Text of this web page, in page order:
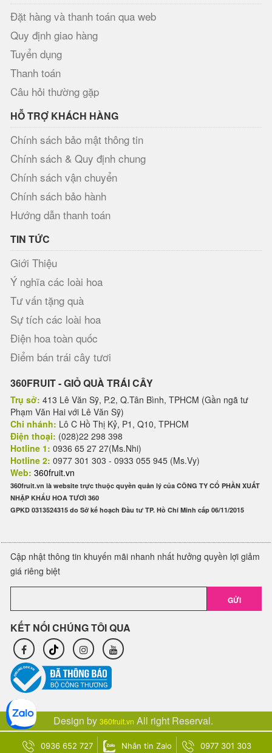
Đặt hàng và thanh toán qua web
Quy định giao hàng
Tuyển dụng
Thanh toán
Câu hỏi thường gặp
HỖ TRỢ KHÁCH HÀNG
Chính sách bảo mật thông tin
Chính sách & Quy định chung
Chính sách vận chuyển
Chính sách bảo hành
Hướng dẫn thanh toán
TIN TỨC
Giới Thiệu
Ý nghĩa các loài hoa
Tư vấn tặng quà
Sự tích các loài hoa
Điện hoa toàn quốc
Điểm bán trái cây tươi
360FRUIT - GIỎ QUÀ TRÁI CÂY
Trụ sở: 413 Lê Văn Sỹ, P.2, Q.Tân Bình, TPHCM (Gần ngã tư
Phạm Văn Hai với Lê Văn Sỹ)
Chi nhánh: Lô C Hồ Thị Kỷ, P1, Q10, TPHCM
Điện thoại: (028)22 298 398
Hotline 1: 0936 65 27 27(Ms.Nhi)
Hotline 2: 0977 301 303 - 0933 055 945 (Ms.Vy)
Web: 360fruit.vn
360fruit.vn là website trực thuộc quyền quản lý của CÔNG TY CỔ PHẦN XUẤT
NHẬP KHẨU HOA TƯƠI 360
GPKD 0313524315 do Sở kế hoạch Đầu tư TP. Hồ Chí Minh cấp 06/11/2015
Cập nhật thông tin khuyến mãi nhanh nhất hưởng quyền lợi giảm
giá riêng biệt
GỬI
KẾT NỐI CHÚNG TÔI QUA
Design by 360fruit.vn All right Reserval.
0936 652 727 Nhắn tin Zalo 0977 301 303